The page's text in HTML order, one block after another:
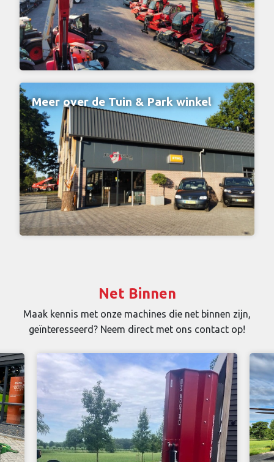
Meer over de Tuin & Park winkel
Net Binnen
Maak kennis met onze machines die net binnen zijn,
geïnteresseerd? Neem direct met ons contact op!